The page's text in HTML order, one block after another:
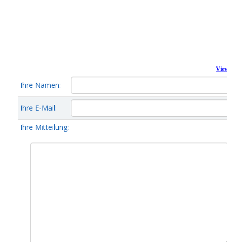
Ihre Namen:
Ihre E-Mail:
Ihre Mitteilung: